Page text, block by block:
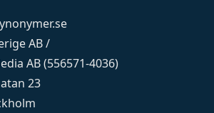
AB /
AB (556571-4036)
23